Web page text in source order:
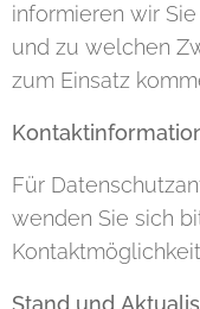
informieren wir
und zu welchen
zum Einsatz
Für
wenden Sie sich
Stand und